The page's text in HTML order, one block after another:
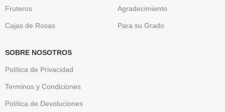
Fruteros
Cajas de Rosas
Agradecimiento
Para su Grado
SOBRE NOSOTROS
Política de Privacidad
Terminos y Condiciones
Política de Devoluciones